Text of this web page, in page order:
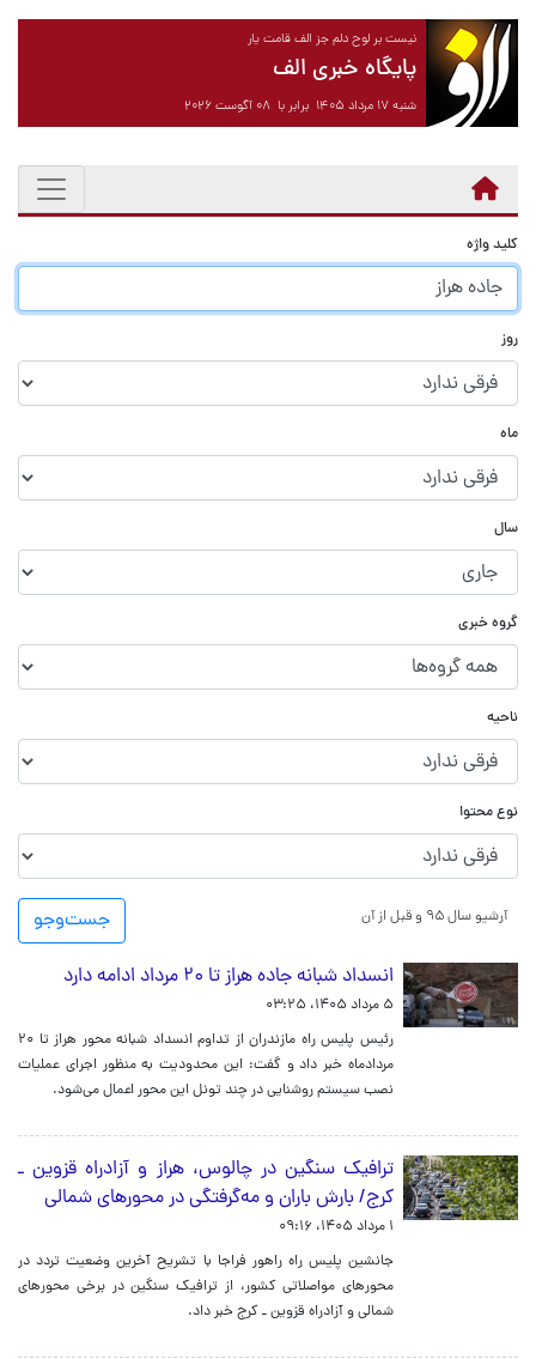
نیست بر لوح دلم جز الف قامت یار
پایگاه خبری الف
شنبه ۱۷ مرداد ۱۴۰۵ برابر با ۰۸ آگوست ۲۰۲۶
کلید واژه
روز
ماه
سال
گروه خبری
ناحیه
نوع محتوا
جست‌و‌جو آرشیو سال ۹۵ و قبل از آن
انسداد شبانه جاده هراز تا ۲۰ مرداد ادامه دارد
۵ مرداد ۱۴۰۵، ۰۳:۲۵
رئیس پلیس راه مازندران از تداوم انسداد شبانه محور هراز تا ۲۰
مردادماه خبر داد و گفت: این محدودیت به منظور اجرای عملیات
نصب سیستم روشنایی در چند تونل این محور اعمال می‌شود.
ترافیک سنگین در چالوس، هراز و آزادراه قزوین ـ
کرج/ بارش باران و مه‌گرفتگی در محورهای شمالی
۱ مرداد ۱۴۰۵، ۰۹:۱۶
جانشین پلیس راه راهور فراجا با تشریح آخرین وضعیت تردد در
محورهای مواصلاتی کشور، از ترافیک سنگین در برخی محورهای
شمالی و آزادراه قزوین ـ کرج خبر داد.